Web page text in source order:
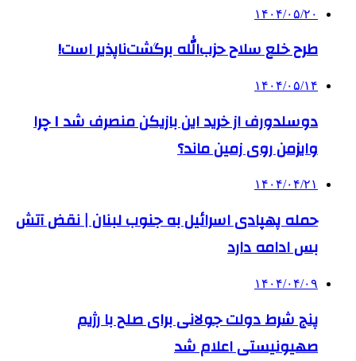
۱۴۰۴/۰۵/۲۰
طرح خلع سلاح حزب‌الله برگشت‌ناپذیر است!
۱۴۰۴/۰۵/۱۴
دوسلدورف از خرید این بازیکن منصرف شد I چرا
وایزمن روی زمین ماند؟
۱۴۰۴/۰۴/۲۱
حمله پهپادی اسرائیل به جنوب لبنان | نقض آتش
بس ادامه دارد
۱۴۰۴/۰۴/۰۹
پنج شرط دولت جولانی برای صلح با رژیم
صهیونیستی اعلام شد